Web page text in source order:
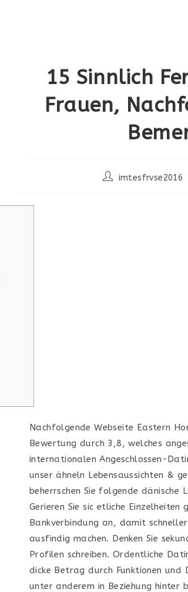
15 Sinnlich
Frauen,
Postimtesfrvse2016
Nachfolgende Webseite Eastern
Bewertung durch 3,8, welches
internationalen Angeschlossen-
unser ähneln Lebensaussichten &
beherrschen Sie folgende dänische
Gerieren Sie sic etliche Einzelheiten
Bankverbindung an, damit
ausfindig machen. Denken Sie
Profilen schreiben. Ordentliche
dicke Betrag durch Funktionen
unter anderem in Beziehung hinter